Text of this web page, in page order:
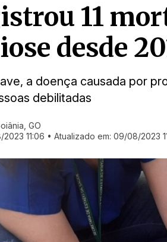
11
desde
a doença causada por
debilitadas
GO
11:06 • Atualizado em: 09/08/2023